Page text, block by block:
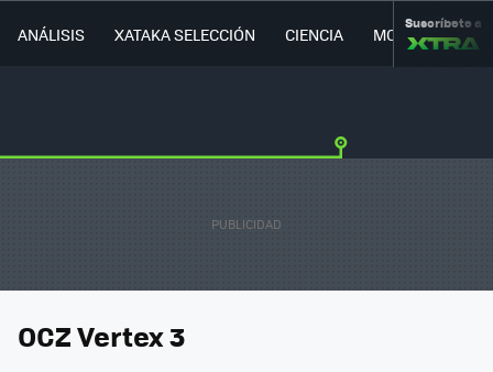
ANÁLISIS XATAKA SELECCIÓN CIENCIA MOVILIDAD
Suscríbete a
OCZ Vertex 3